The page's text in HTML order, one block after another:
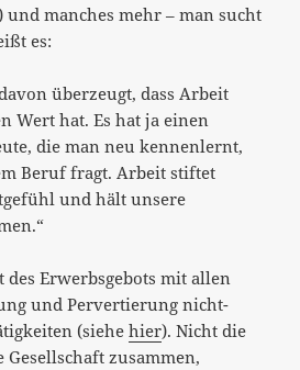
manches mehr – man sucht
es:
überzeugt, dass Arbeit
Wert hat. Es hat ja einen
die man neu kennenlernt,
Beruf fragt. Arbeit stiftet
und hält unsere
des Erwerbsgebots mit allen
und Pervertierung nicht-
(siehehier). Nicht die
Gesellschaft zusammen,